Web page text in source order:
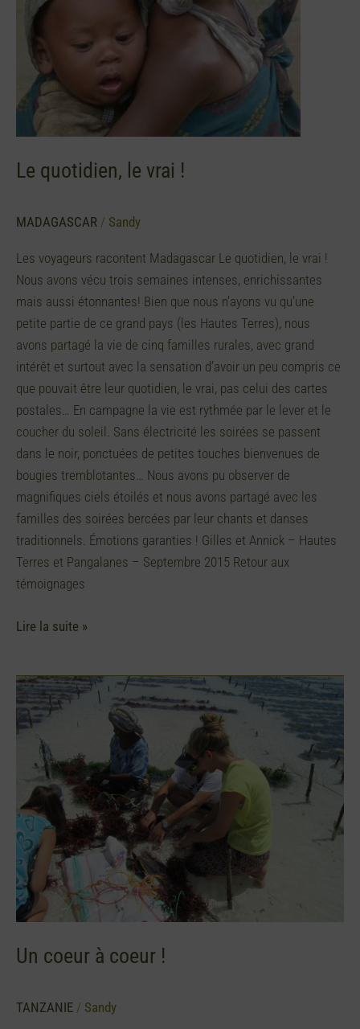
Le quotidien, le vrai !
MADAGASCAR / Sandy
Les voyageurs racontent Madagascar Le quotidien, le vrai !
Nous avons vécu trois semaines intenses, enrichissantes
mais aussi étonnantes! Bien que nous n’ayons vu qu’une
petite partie de ce grand pays (les Hautes Terres), nous
avons partagé la vie de cinq familles rurales, avec grand
intérêt et surtout avec la sensation d’avoir un peu compris ce
que pouvait être leur quotidien, le vrai, pas celui des cartes
postales… En campagne la vie est rythmée par le lever et le
coucher du soleil. Sans électricité les soirées se passent
dans le noir, ponctuées de petites touches bienvenues de
bougies tremblotantes… Nous avons pu observer de
magnifiques ciels étoilés et nous avons partagé avec les
familles des soirées bercées par leur chants et danses
traditionnels. Émotions garanties ! Gilles et Annick – Hautes
Terres et Pangalanes – Septembre 2015 Retour aux
témoignages
Lire la suite »
Un coeur à coeur !
TANZANIE / Sandy
Un
coeur
à
coeur